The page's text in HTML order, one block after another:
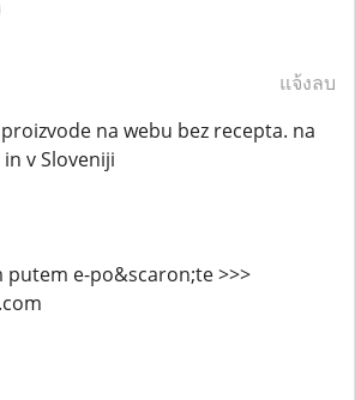
แจ้งลบ
na webu bez recepta. na
v Sloveniji
putem e-po&scaron;te >>>